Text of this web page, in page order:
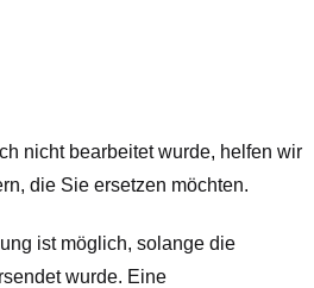
nicht bearbeitet wurde, helfen wir
die Sie ersetzen möchten.
ist möglich, solange die
wurde. Eine